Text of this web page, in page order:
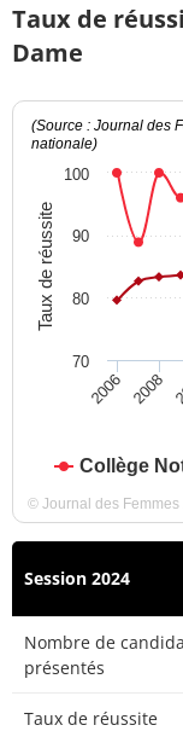
Taux de
Dame
Taux de réussite
(Source : Journal des
nationale)
Collège
2006 2008
70
80
90
100
© Journal des Femmes
Session 2024
Nombre de
présentés
Taux de réussite